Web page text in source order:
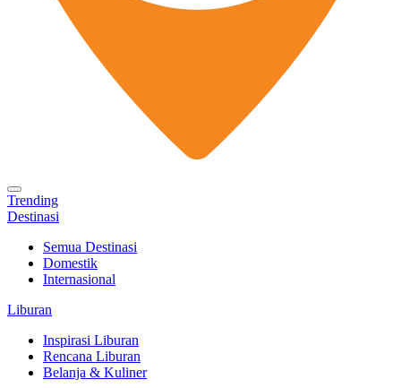
Trending
Destinasi
Semua Destinasi
Domestik
Internasional
Liburan
Inspirasi Liburan
Rencana Liburan
Belanja & Kuliner